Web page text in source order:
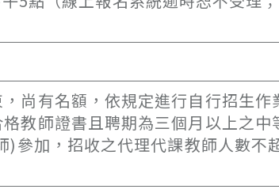
尚有名額，依規定進行自行招生作
教師證書且聘期為三個月以上之中
參加，招收之代理代課教師人數不